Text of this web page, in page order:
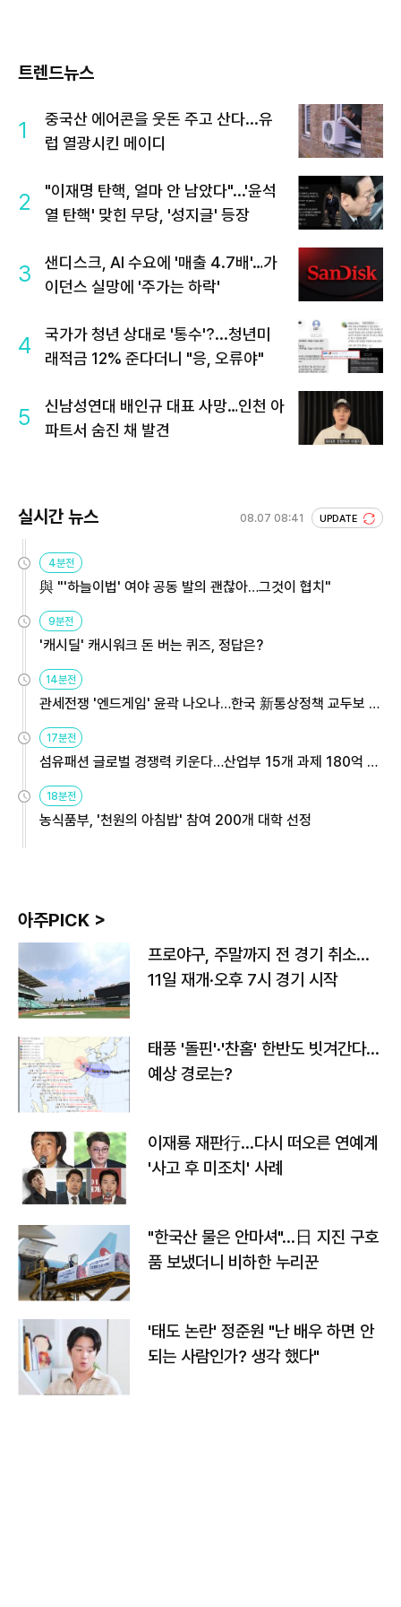
트렌드뉴스
1
중국산 에어콘을 웃돈 주고 산다...유
럽 열광시킨 메이디
2
"이재명 탄핵, 얼마 안 남았다"...'윤석
열 탄핵' 맞힌 무당, '성지글' 등장
3
샌디스크, AI 수요에 '매출 4.7배'…가
이던스 실망에 '주가는 하락'
4
국가가 청년 상대로 '통수'?...청년미
래적금 12% 준다더니 "응, 오류야"
5
신남성연대 배인규 대표 사망…인천 아
파트서 숨진 채 발견
실시간 뉴스 08.07 08:41 UPDATE
4분전
與 "'하늘이법' 여야 공동 발의 괜찮아…그것이 협치"
9분전
'캐시딜' 캐시워크 돈 버는 퀴즈, 정답은?
14분전
관세전쟁 '엔드게임' 윤곽 나오나…한국 新통상정책 교두보 활
17분전
섬유패션 글로벌 경쟁력 키운다…산업부 15개 과제 180억 지
18분전
농식품부, '천원의 아침밥' 참여 200개 대학 선정
아주PICK >
프로야구, 주말까지 전 경기 취소…
11일 재개·오후 7시 경기 시작
태풍 '돌핀'·'찬홈' 한반도 빗겨간다…
예상 경로는?
이재룡 재판行…다시 떠오른 연예계
'사고 후 미조치' 사례
"한국산 물은 안마셔"…日 지진 구호
품 보냈더니 비하한 누리꾼
'태도 논란' 정준원 "난 배우 하면 안
되는 사람인가? 생각 했다"